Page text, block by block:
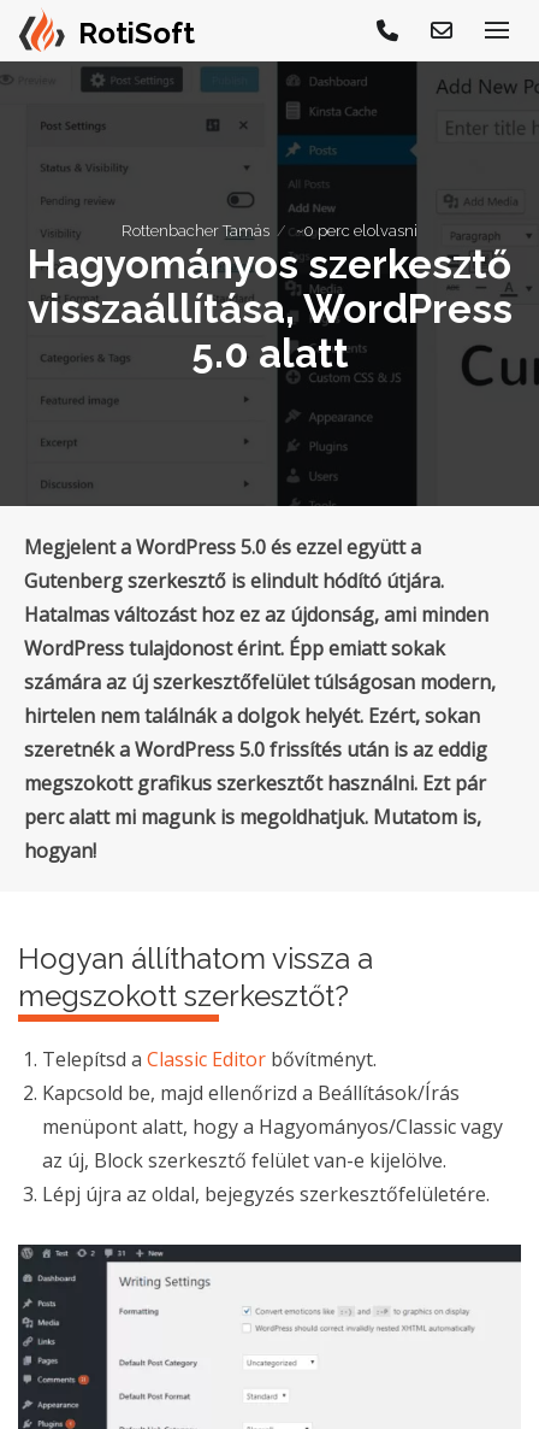
Rottenbacher Tamás ~0 perc elolvasni
Hagyományos szerkesztő
visszaállítása, WordPress
5.0 alatt
Megjelent a WordPress 5.0 és ezzel együtt a
Gutenberg szerkesztő is elindult hódító útjára.
Hatalmas változást hoz ez az újdonság, ami minden
WordPress tulajdonost érint. Épp emiatt sokak
számára az új szerkesztőfelület túlságosan modern,
hirtelen nem találnák a dolgok helyét. Ezért, sokan
szeretnék a WordPress 5.0 frissítés után is az eddig
megszokott grafikus szerkesztőt használni. Ezt pár
perc alatt mi magunk is megoldhatjuk. Mutatom is,
hogyan!
Hogyan állíthatom vissza a
megszokott szerkesztőt?
Telepítsd a Classic Editor bővítményt.
Kapcsold be, majd ellenőrizd a Beállítások/Írás
menüpont alatt, hogy a Hagyományos/Classic vagy
az új, Block szerkesztő felület van-e kijelölve.
Lépj újra az oldal, bejegyzés szerkesztőfelületére.